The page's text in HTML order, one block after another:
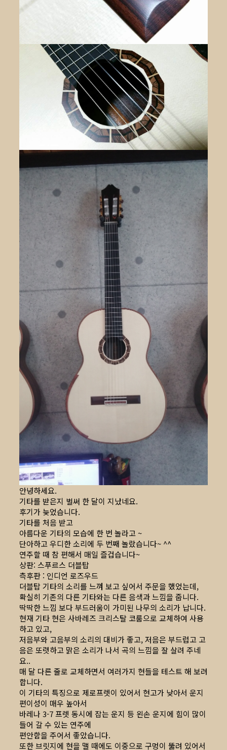
안녕하세요.
기타를 받은지 벌써 한 달이 지났네요.
후기가 늦었습니다.
기타를 처음 받고
아름다운 기타의 모습에 한 번 놀라고 ~
단아하고 우디한 소리에 두 번째 놀랐습니다~ ^^
연주할 때 참 편해서 매일 즐겁습니다~
상판: 스푸르스 더블탑
측후판 : 인디언 로즈우드
더블탑 기타의 소리를 느껴 보고 싶어서 주문을 했었는데,
확실히 기존의 다른 기타와는 다른 음색과 느낌을 줍니다.
딱딱한 느낌 보다 부드러움이 가미된 나무의 소리가 납니다.
현재 기타 현은 사바레즈 크리스탈 코룸으로 교체하여 사용
하고 있고,
저음부와 고음부의 소리의 대비가 좋고, 저음은 부드럽고 고
음은 또렷하고 맑은 소리가 나서 곡의 느낌을 잘 살려 주네
요..
매 달 다른 줄로 교체하면서 여러가지 현들을 테스트 해 보려
합니다.
이 기타의 특징으로 제로프렛이 있어서 현고가 낮아서 운지
편이성이 매우 높아서
바레나 3-7 프렛 동시에 잡는 운지 등 왼손 운지에 힘이 많이
들어 갈 수 있는 연주에
편안함을 주어서 좋았습니다.
또한 브릿지에 현을 맬 때에도 이중으로 구멍이 뚫려 있어서